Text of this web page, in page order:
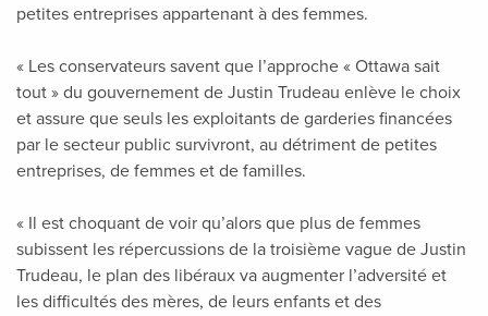
petites entreprises appartenant à des femmes.
« Les conservateurs savent que l’approche « Ottawa sait
tout » du gouvernement de Justin Trudeau enlève le choix
et assure que seuls les exploitants de garderies financées
par le secteur public survivront, au détriment de petites
entreprises, de femmes et de familles.
« Il est choquant de voir qu’alors que plus de femmes
subissent les répercussions de la troisième vague de Justin
Trudeau, le plan des libéraux va augmenter l’adversité et
les difficultés des mères, de leurs enfants et des